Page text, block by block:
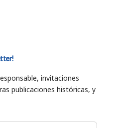
invitaciones
publicaciones históricas, y